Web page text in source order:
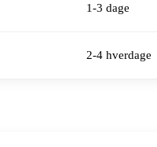
1-3 dage
2-4 hverdage